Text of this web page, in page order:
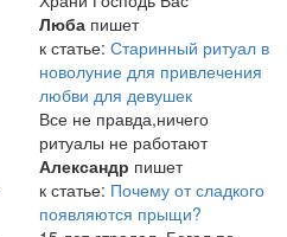
Люба пишет
к статье: Старинный ритуал в
новолуние для привлечения
любви для девушек
Все не правда,ничего
ритуалы не работают
Александр пишет
к статье: Почему от сладкого
появляются прыщи?